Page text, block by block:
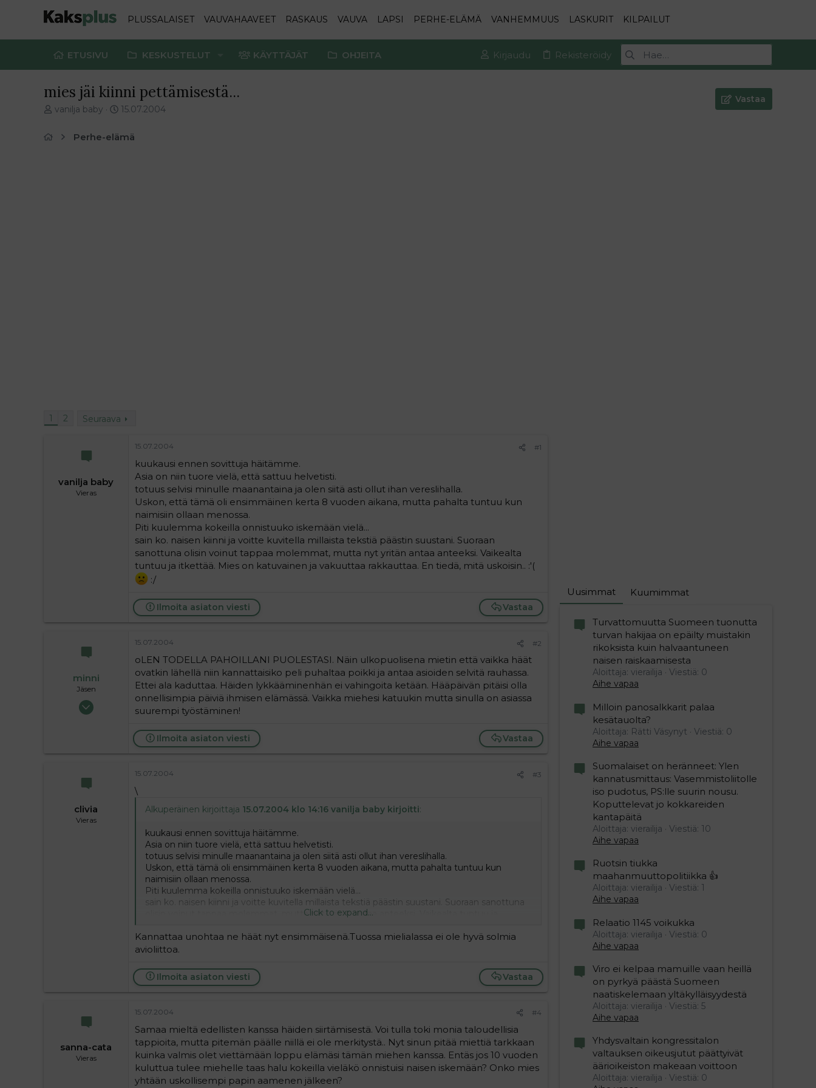
PLUSSALAISET VAUVAHAAVEET RASKAUS VAUVA LAPSI PERHE-ELÄMÄ VANHEMMUUS LASKURIT KILPAILUT
ETUSIVU KESKUSTELUT KÄYTTÄJÄT OHJEITA Kirjaudu Rekisteröidy
mies jäi kiinni pettämisestä...
V
vanilja baby
E
i
15.07.2004
Vastaa
Perhe-elämä
1 2 Seuraava
vanilja baby
Vieras
15.07.2004 #1
kuukausi ennen sovittuja häitämme.
Asia on niin tuore vielä, että sattuu helvetisti.
totuus selvisi minulle maanantaina ja olen siitä asti ollut ihan vereslihalla.
Uskon, että tämä oli ensimmäinen kerta 8 vuoden aikana, mutta pahalta tuntuu kun
naimisiin ollaan menossa.
Piti kuulemma kokeilla onnistuuko iskemään vielä...
sain ko. naisen kiinni ja voitte kuvitella millaista tekstiä päästin suustani. Suoraan
sanottuna olisin voinut tappaa molemmat, mutta nyt yritän antaa anteeksi. Vaikealta
tuntuu ja itkettää. Mies on katuvainen ja vakuuttaa rakkauttaa. En tiedä, mitä uskoisin.. :'(
:/
Vastaa
Ilmoita asiaton viesti
minni
Jäsen
31.05.2004
15.07.2004 #2
oLEN TODELLA PAHOILLANI PUOLESTASI. Näin ulkopuolisena mietin että vaikka häät
ovatkin lähellä niin kannattaisiko peli puhaltaa poikki ja antaa asioiden selvitä rauhassa.
Ettei ala kaduttaa. Häiden lykkääminenhän ei vahingoita ketään. Hääpäivän pitäisi olla
onnellisimpia päiviä ihmisen elämässä. Vaikka miehesi katuukin mutta sinulla on asiassa
suurempi työstäminen!
Vastaa
Ilmoita asiaton viesti
clivia
Vieras
15.07.2004 #3
\
Alkuperäinen kirjoittaja 15.07.2004 klo 14:16 vanilja baby kirjoitti:
kuukausi ennen sovittuja häitämme.
Asia on niin tuore vielä, että sattuu helvetisti.
totuus selvisi minulle maanantaina ja olen siitä asti ollut ihan vereslihalla.
Uskon, että tämä oli ensimmäinen kerta 8 vuoden aikana, mutta pahalta tuntuu kun
naimisiin ollaan menossa.
Piti kuulemma kokeilla onnistuuko iskemään vielä...
sain ko. naisen kiinni ja voitte kuvitella millaista tekstiä päästin suustani. Suoraan sanottuna
olisin voinut tappaa molemmat, mutta nyt yritän antaa anteeksi. Vaikealta tuntuu ja
Click to expand...
Kannattaa unohtaa ne häät nyt ensimmäisenä.Tuossa mielialassa ei ole hyvä solmia
avioliittoa.
Vastaa
Ilmoita asiaton viesti
sanna-cata
Vieras
15.07.2004 #4
Samaa mieltä edellisten kanssa häiden siirtämisestä. Voi tulla toki monia taloudellisia
tappioita, mutta pitemän päälle niillä ei ole merkitystä.. Nyt sinun pitää miettiä tarkkaan
kuinka valmis olet viettämään loppu elämäsi tämän miehen kanssa. Entäs jos 10 vuoden
kuluttua tulee miehelle taas halu kokeilla vieläkö onnistuisi naisen iskemään? Onko mies
yhtään uskollisempi papin aamenen jälkeen?
Uusimmat Kuumimmat
Turvattomuutta Suomeen tuonutta
turvan hakijaa on epäilty muistakin
rikoksista kuin halvaantuneen
naisen raiskaamisesta
Aloittaja: vierailija
Viestiä: 0
Aihe vapaa
Milloin panosalkkarit palaa
kesätauolta?
Aloittaja: Rätti Väsynyt
Viestiä: 0
Aihe vapaa
Suomalaiset on heränneet: Ylen
kannatusmittaus: Vasemmistoliitolle
iso pudotus, PS:lle suurin nousu.
Koputtelevat jo kokkareiden
kantapäitä
Aloittaja: vierailija
Viestiä: 10
Aihe vapaa
Ruotsin tiukka
maahanmuuttopolitiikka 👍
Aloittaja: vierailija
Viestiä: 1
Aihe vapaa
Relaatio 1145 voikukka
Aloittaja: vierailija
Viestiä: 0
Aihe vapaa
Viro ei kelpaa mamuille vaan heillä
on pyrkyä päästä Suomeen
naatiskelemaan yltäkylläisyydestä
Aloittaja: vierailija
Viestiä: 5
Aihe vapaa
Yhdysvaltain kongressitalon
valtauksen oikeusjutut päättyivät
äärioikeiston makeaan voittoon
Aloittaja: vierailija
Viestiä: 0